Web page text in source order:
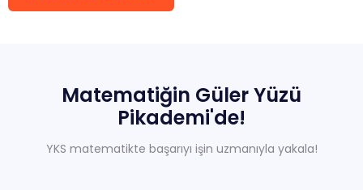
Matematiğin GülerYüzü
Pikademi'de!
YKS matematikte başarıyı işin uzmanıyla yakala!